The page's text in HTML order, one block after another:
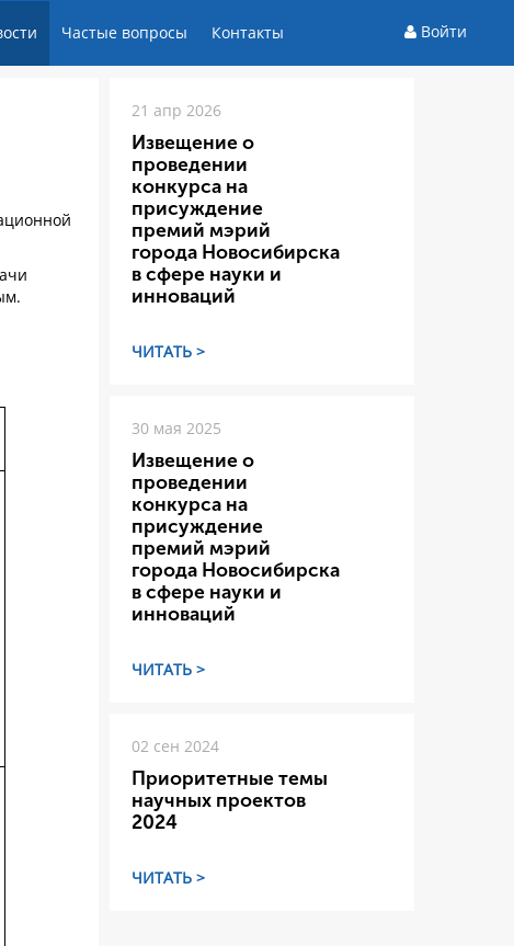
Частые вопросы Контакты Войти
21 апр 2026
Извещение о
проведении
конкурса на
присуждение
премий мэрий
города Новосибирска
в сфере науки и
инноваций
ЧИТАТЬ >
30 мая 2025
Извещение о
проведении
конкурса на
присуждение
премий мэрий
города Новосибирска
в сфере науки и
инноваций
ЧИТАТЬ >
02 сен 2024
Приоритетные темы
научных проектов
2024
ЧИТАТЬ >